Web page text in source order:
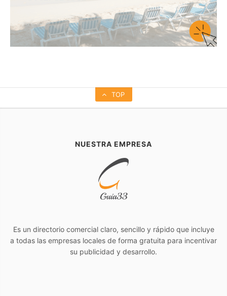
TOP
NUESTRA EMPRESA
Es un directorio comercial claro, sencillo y rápido que incluye
a todas las empresas locales de forma gratuita para incentivar
su publicidad y desarrollo.